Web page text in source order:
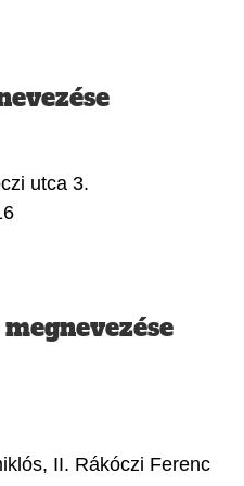
utca 3.
II. Rákóczi Ferenc